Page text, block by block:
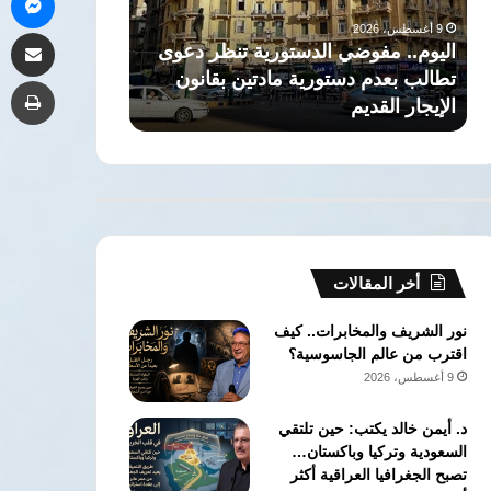
تطالب
بعدم
دستورية
مادتين
بقانون
الإيجار
9 أغسطس، 2026
اليوم.. مفوضي الدستورية تنظر دعوى
تطالب بعدم دستورية مادتين بقانون
الإيجار القديم
العريق
وتخريج
العقول
الحقوق
ذاكرة
العريق
الحقوق جامعة
أخر المقالات
نور الشريف والمخابرات.. كيف
اقترب من عالم الجاسوسية؟
9 أغسطس، 2026
د. أيمن خالد يكتب: حين تلتقي
السعودية وتركيا وباكستان…
تصبح الجغرافيا العراقية أكثر